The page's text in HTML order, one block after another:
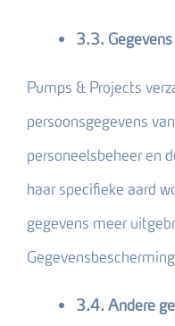
3.3.
Pumps & Projects
persoonsgegevens
personeelsbeheer en
haar specifieke aard
gegevens meer
3.4. Andere